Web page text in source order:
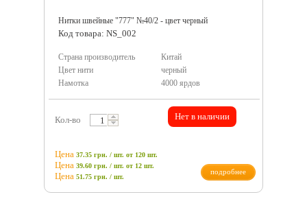
Нитки швейные "777" №40/2 - цвет черный
Код товара: NS_002
Страна производитель
Китай
Цвет нити
черный
Намотка
4000 ярдов
Кол-во Нет в наличии
Цена 37.35 грн. / шт. от 120 шт.
Цена 39.60 грн. / шт. от 12 шт.
Цена 51.75 грн. / шт.
подробнее